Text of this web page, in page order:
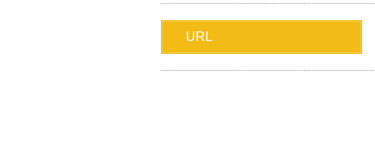
URL